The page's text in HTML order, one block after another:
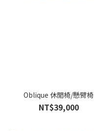
Oblique 休閒椅/懸臂椅
NT$39,000